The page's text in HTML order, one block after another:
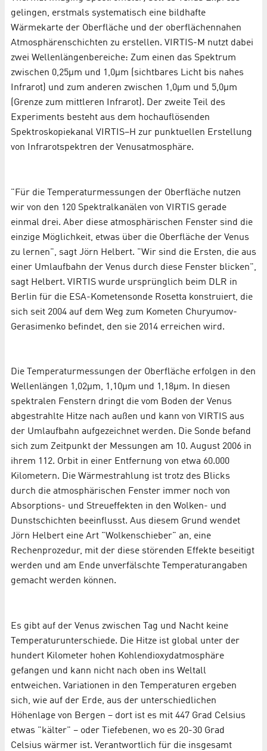
gelingen, erstmals systematisch eine bildhafte
Wärmekarte der Oberfläche und der oberflächennahen
Atmosphärenschichten zu erstellen. VIRTIS-M nutzt dabei
zwei Wellenlängenbereiche: Zum einen das Spektrum
zwischen 0,25µm und 1,0µm (sichtbares Licht bis nahes
Infrarot) und zum anderen zwischen 1,0µm und 5,0µm
(Grenze zum mittleren Infrarot). Der zweite Teil des
Experiments besteht aus dem hochauflösenden
Spektroskopiekanal VIRTIS–H zur punktuellen Erstellung
von Infrarotspektren der Venusatmosphäre.
"Für die Temperaturmessungen der Oberfläche nutzen
wir von den 120 Spektralkanälen von VIRTIS gerade
einmal drei. Aber diese atmosphärischen Fenster sind die
einzige Möglichkeit, etwas über die Oberfläche der Venus
zu lernen", sagt Jörn Helbert. "Wir sind die Ersten, die aus
einer Umlaufbahn der Venus durch diese Fenster blicken",
sagt Helbert. VIRTIS wurde ursprünglich beim DLR in
Berlin für die ESA-Kometensonde Rosetta konstruiert, die
sich seit 2004 auf dem Weg zum Kometen Churyumov-
Gerasimenko befindet, den sie 2014 erreichen wird.
Die Temperaturmessungen der Oberfläche erfolgen in den
Wellenlängen 1,02µm, 1,10µm und 1,18µm. In diesen
spektralen Fenstern dringt die vom Boden der Venus
abgestrahlte Hitze nach außen und kann von VIRTIS aus
der Umlaufbahn aufgezeichnet werden. Die Sonde befand
sich zum Zeitpunkt der Messungen am 10. August 2006 in
ihrem 112. Orbit in einer Entfernung von etwa 60.000
Kilometern. Die Wärmestrahlung ist trotz des Blicks
durch die atmosphärischen Fenster immer noch von
Absorptions- und Streueffekten in den Wolken- und
Dunstschichten beeinflusst. Aus diesem Grund wendet
Jörn Helbert eine Art "Wolkenschieber" an, eine
Rechenprozedur, mit der diese störenden Effekte beseitigt
werden und am Ende unverfälschte Temperaturangaben
gemacht werden können.
Es gibt auf der Venus zwischen Tag und Nacht keine
Temperaturunterschiede. Die Hitze ist global unter der
hundert Kilometer hohen Kohlendioxydatmosphäre
gefangen und kann nicht nach oben ins Weltall
entweichen. Variationen in den Temperaturen ergeben
sich, wie auf der Erde, aus der unterschiedlichen
Höhenlage von Bergen – dort ist es mit 447 Grad Celsius
etwas "kälter" – oder Tiefebenen, wo es 20-30 Grad
Celsius wärmer ist. Verantwortlich für die insgesamt